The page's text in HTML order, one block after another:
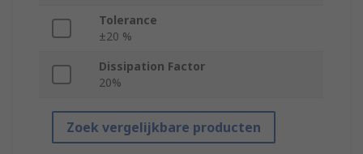
Tolerance
±20 %
Dissipation Factor
20%
Zoek vergelijkbare producten